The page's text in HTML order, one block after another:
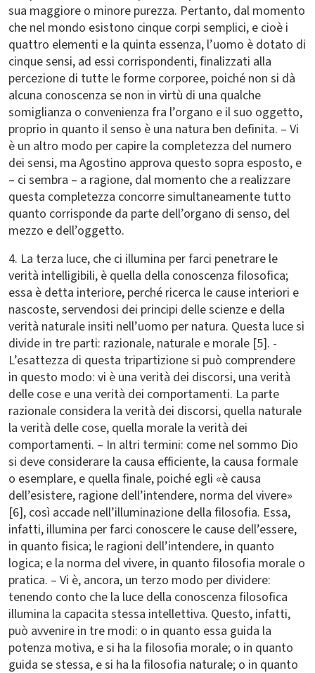
sua maggiore o minore purezza. Pertanto, dal momento
che nel mondo esistono cinque corpi semplici, e cioè i
quattro elementi e la quinta essenza, l’uomo è dotato di
cinque sensi, ad essi corrispondenti, finalizzati alla
percezione di tutte le forme corporee, poiché non si dà
alcuna conoscenza se non in virtù di una qualche
somiglianza o convenienza fra l’organo e il suo oggetto,
proprio in quanto il senso è una natura ben definita. – Vi
è un altro modo per capire la completezza del numero
dei sensi, ma Agostino approva questo sopra esposto, e
– ci sembra – a ragione, dal momento che a realizzare
questa completezza concorre simultaneamente tutto
quanto corrisponde da parte dell’organo di senso, del
mezzo e dell’oggetto.
4. La terza luce, che ci illumina per farci penetrare le
verità intelligibili, è quella della conoscenza filosofica;
essa è detta interiore, perché ricerca le cause interiori e
nascoste, servendosi dei principi delle scienze e della
verità naturale insiti nell’uomo per natura. Questa luce si
divide in tre parti: razionale, naturale e morale [5]. -
L’esattezza di questa tripartizione si può comprendere
in questo modo: vi è una verità dei discorsi, una verità
delle cose e una verità dei comportamenti. La parte
razionale considera la verità dei discorsi, quella naturale
la verità delle cose, quella morale la verità dei
comportamenti. – In altri termini: come nel sommo Dio
si deve considerare la causa efficiente, la causa formale
o esemplare, e quella finale, poiché egli «è causa
dell’esistere, ragione dell’intendere, norma del vivere»
[6], così accade nell’illuminazione della filosofia. Essa,
infatti, illumina per farci conoscere le cause dell’essere,
in quanto fisica; le ragioni dell’intendere, in quanto
logica; e la norma del vivere, in quanto filosofia morale o
pratica. – Vi è, ancora, un terzo modo per dividere:
tenendo conto che la luce della conoscenza filosofica
illumina la capacita stessa intellettiva. Questo, infatti,
può avvenire in tre modi: o in quanto essa guida la
potenza motiva, e si ha la filosofia morale; o in quanto
guida se stessa, e si ha la filosofia naturale; o in quanto